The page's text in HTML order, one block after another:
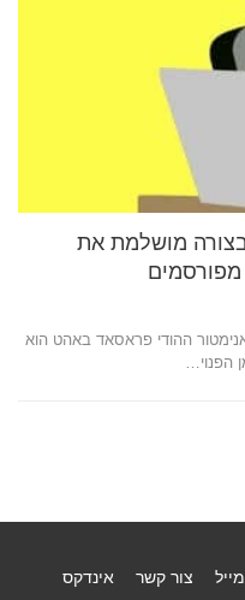
בצורה מושלמת את
מפורסמים
ההודי פראסאד באהט הוא
צור קשר
אינדקס